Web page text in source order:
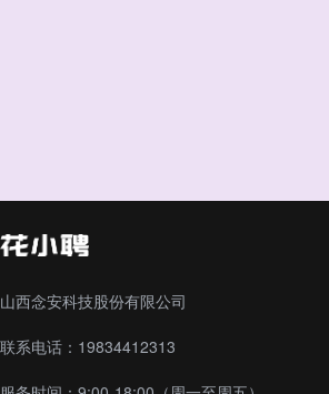
山西念安科技股份有限公司
联系电话：19834412313